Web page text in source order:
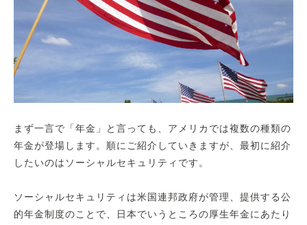
まず一言で「年金」と言っても、アメリカでは複数の種類の
年金が登場します。順にご紹介していきますが、最初に紹介
したいのはソーシャルセキュリティです。
ソーシャルセキュリティは米国連邦政府が管理、提供する公
的年金制度のことで、日本でいうところの厚生年金にあたり